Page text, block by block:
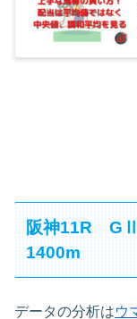
阪神11R
1400m
データの分析はウ